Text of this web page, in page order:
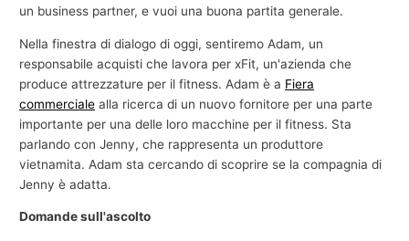
un business partner, e vuoi una buona partita generale.
Nella finestra di dialogo di oggi, sentiremo Adam, un
responsabile acquisti che lavora per xFit, un'azienda che
produce attrezzature per il fitness. Adam è a Fiera
commerciale alla ricerca di un nuovo fornitore per una parte
importante per una delle loro macchine per il fitness. Sta
parlando con Jenny, che rappresenta un produttore
vietnamita. Adam sta cercando di scoprire se la compagnia di
Jenny è adatta.
Domande sull'ascolto